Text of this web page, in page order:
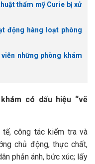
thẩm mỹ Curie bị xử
động hàng loạt phòng
những phòng khám
có dấu hiệu “vẽ
công tác kiểm tra và
chủ động, thực chất,
phản ánh, bức xúc; lấy